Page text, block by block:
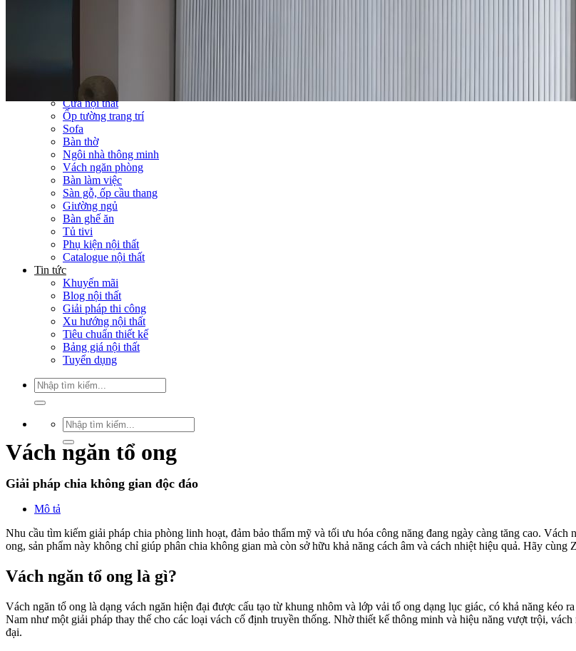
Thi công Nội thất phòng gym
Tủ bếp
Tủ quần áo
Cửa nội thất
Ốp tường trang trí
Sofa
Bàn thờ
Ngôi nhà thông minh
Vách ngăn phòng
Bàn làm việc
Sàn gỗ, ốp cầu thang
Giường ngủ
Bàn ghế ăn
Tủ tivi
Phụ kiện nội thất
Catalogue nội thất
Tin tức
Khuyến mãi
Blog nội thất
Giải pháp thi công
Xu hướng nội thất
Tiêu chuẩn thiết kế
Bảng giá nội thất
Tuyển dụng
Tìm
kiếm:
Tìm
kiếm:
Vách ngăn tổ ong
Giải pháp chia không gian độc đáo
Mô tả
Nhu cầu tìm kiếm giải pháp chia phòng linh hoạt, đảm bảo thẩm mỹ và tối ưu hóa công năng đang ngày càng tăng cao.
ong, sản phẩm này không chỉ giúp phân chia không gian mà còn sở hữu khả năng cách âm và cách nhiệt hiệu quả. Hãy
Vách ngăn tổ ong là gì?
Vách ngăn tổ ong là dạng vách ngăn hiện đại được cấu tạo từ khung nhôm và lớp vải tổ ong dạng lục giác, có khả năng kéo
Nam như một giải pháp thay thế cho các loại vách cố định truyền thống. Nhờ thiết kế thông minh và hiệu năng vượt trội,
đại.